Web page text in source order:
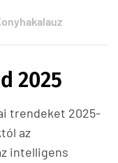
2025
trendeket 2025-
az
intelligens